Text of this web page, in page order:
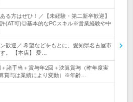
る方はぜひ！／【未経験・第二新卒歓迎】
(AT可)◎基本的なPCスキル※営業経験や中
歓迎／ 希望などをもとに、愛知県名古屋市
。 【本店】 愛…
諸手当＋賞与年2回＋決算賞与（昨年度実
賞与は業績により変動）※年齢…